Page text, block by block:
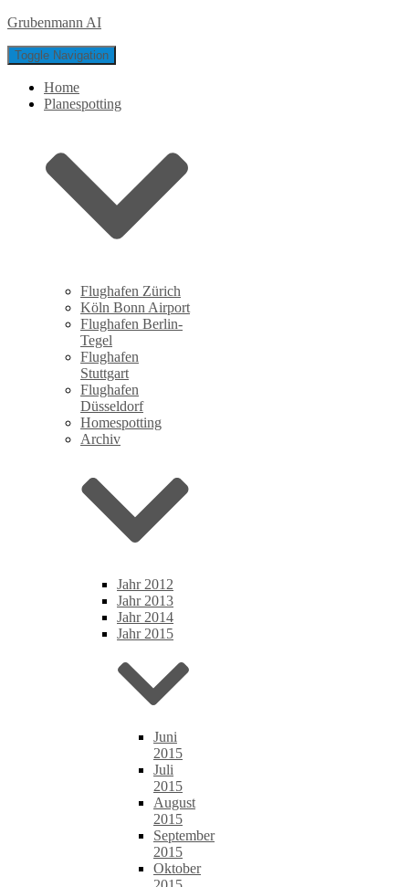
Grubenmann AI
Toggle Navigation
Home
Planespotting
Flughafen Zürich
Köln Bonn Airport
Flughafen Berlin-
Tegel
Flughafen
Stuttgart
Flughafen
Düsseldorf
Homespotting
Archiv
Jahr 2012
Jahr 2013
Jahr 2014
Jahr 2015
Juni
2015
Juli
2015
August
2015
September
2015
Oktober